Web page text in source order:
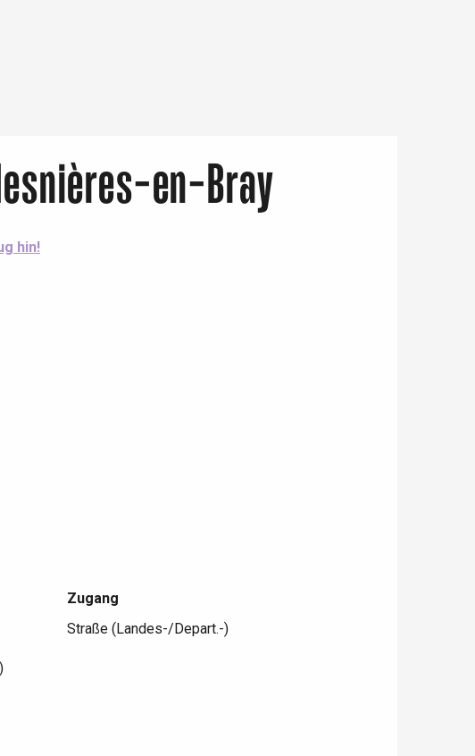
en-Bray
hin!
Zugang
Zugang
Straße (Landes-/Depart.-)